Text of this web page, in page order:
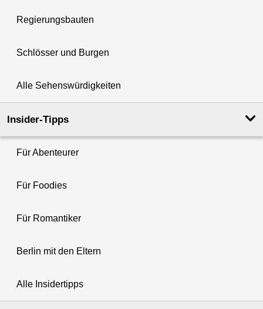
Regierungsbauten
Schlösser und Burgen
Alle Sehenswürdigkeiten
Insider-Tipps
Für Abenteurer
Für Foodies
Für Romantiker
Berlin mit den Eltern
Alle Insidertipps